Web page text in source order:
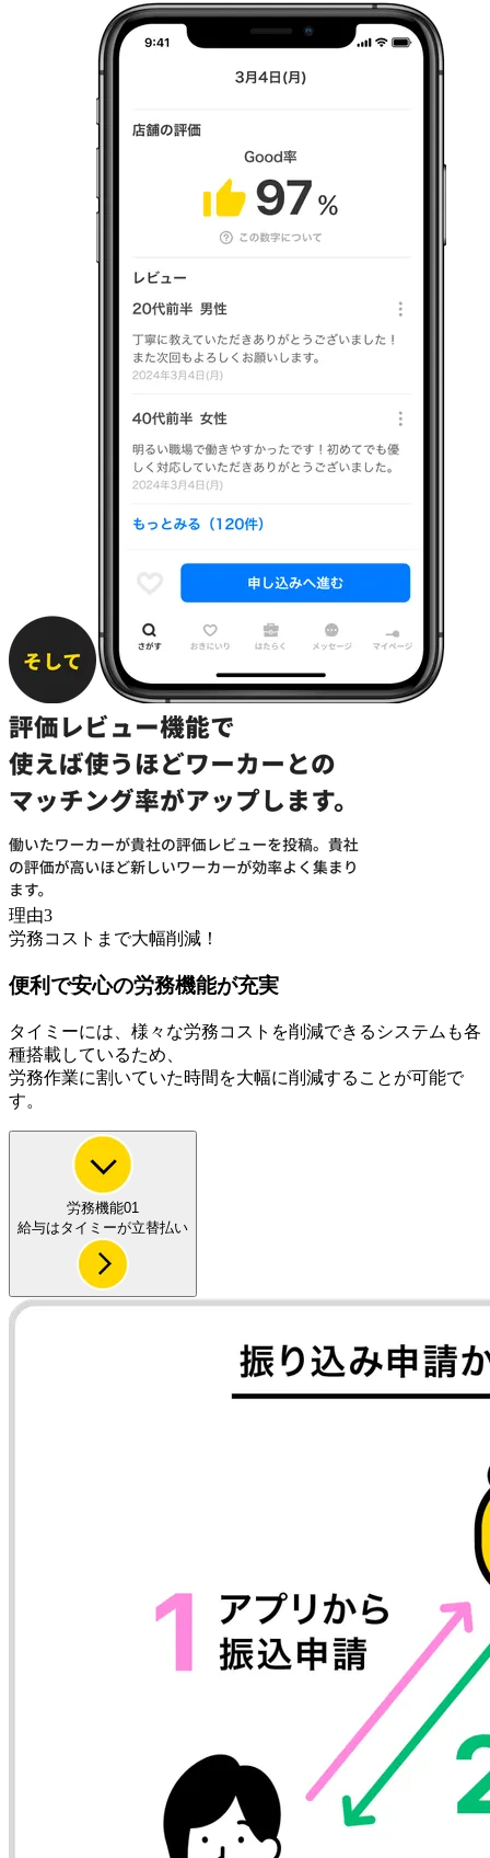
理由3
労務コストまで大幅削減！
便利で安心の労務機能が充実
タイミーには、様々な労務コストを削減できるシステムも各
種搭載しているため、
労務作業に割いていた時間を大幅に削減することが可能で
す。
労務機能01
給与はタイミーが立替払い